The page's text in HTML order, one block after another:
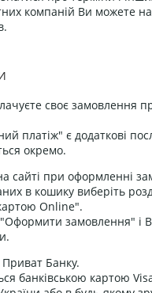
компаній Ви можете
своє замовлення
платіж" є додаткові
окремо.
сайті при оформленні
в кошику виберіть
Online".
"Оформити замовлення" і
Банку.
банківською картою